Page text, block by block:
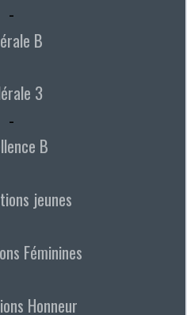
-
B
3
-
B
jeunes
Féminines
Honneur